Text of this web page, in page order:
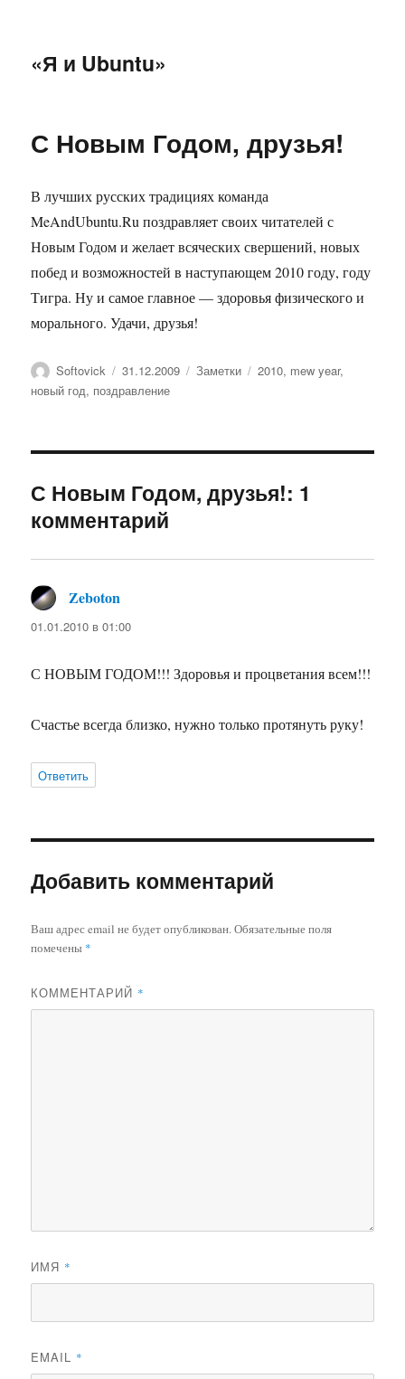
«Я и Ubuntu»
С Новым Годом, друзья!
В лучших русских традициях команда
MeAndUbuntu.Ru поздравляет своих читателей с
Новым Годом и желает всяческих свершений, новых
побед и возможностей в наступающем 2010 году, году
Тигра. Ну и самое главное — здоровья физического и
морального. Удачи, друзья!
Автор
Softovick Опубликовано
31.12.2009 Рубрики
Заметки Метки
2010, mew year,
новый год, поздравление
С Новым Годом, друзья!: 1
комментарий
Zeboton
01.01.2010 в 01:00
С НОВЫМ ГОДОМ!!! Здоровья и процветания всем!!!
Счастье всегда близко, нужно только протянуть руку!
Ответить
Добавить комментарий
Ваш адрес email не будет опубликован.Обязательные поля
помечены *
КОММЕНТАРИЙ *
ИМЯ *
EMAIL *